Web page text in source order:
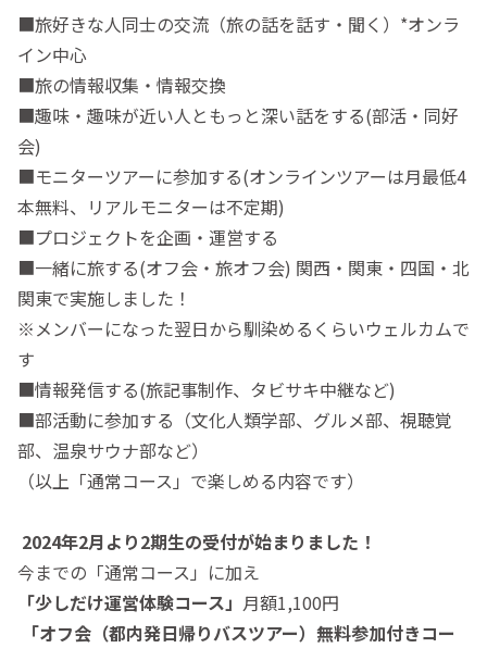
■旅好きな人同士の交流（旅の話を話す・聞く）*オンラ
イン中心
■旅の情報収集・情報交換
■趣味・趣味が近い人ともっと深い話をする(部活・同好
会)
■モニターツアーに参加する(オンラインツアーは月最低4
本無料、リアルモニターは不定期)
■プロジェクトを企画・運営する
■一緒に旅する(オフ会・旅オフ会) 関西・関東・四国・北
関東で実施しました！
※メンバーになった翌日から馴染めるくらいウェルカムで
す
■情報発信する(旅記事制作、タビサキ中継など)
■部活動に参加する（文化人類学部、グルメ部、視聴覚
部、温泉サウナ部など）
（以上「通常コース」で楽しめる内容です）
2024年2月より2期生の受付が始まりました！
今までの「通常コース」に加え
「少しだけ運営体験コース」 月額1,100円
「オフ会（都内発日帰りバスツアー）無料参加付きコー